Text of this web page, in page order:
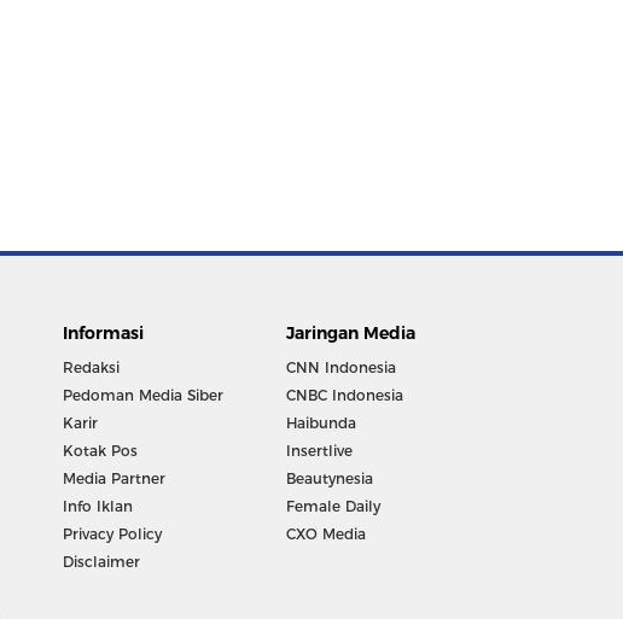
Informasi
Redaksi
Pedoman Media Siber
Karir
Kotak Pos
Media Partner
Info Iklan
Privacy Policy
Disclaimer
Jaringan Media
CNN Indonesia
CNBC Indonesia
Haibunda
Insertlive
Beautynesia
Female Daily
CXO Media